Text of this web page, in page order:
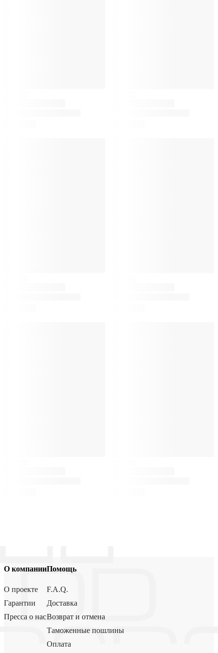
О компании
О проекте
Гарантии
Пресса о нас
Помощь
F.A.Q.
Доставка
Возврат и отмена
Таможенные пошлины
Оплата